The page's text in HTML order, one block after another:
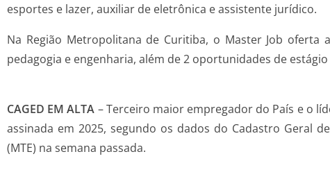
esportes e lazer, auxiliar de eletrônica e assistente jurídico.
Na Região Metropolitana de Curitiba, o Master Job
pedagogia e engenharia, além de 2 oportunidades de
CAGED EM ALTA – Terceiro maior empregador do País e o
assinada em 2025, segundo os dados do Cadastro Geral
(MTE) na semana passada.